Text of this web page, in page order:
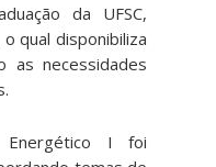
da UFSC,
qual disponibiliza
as necessidades
Energético I foi